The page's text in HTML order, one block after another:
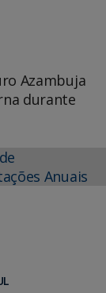
Azambuja
durante
Anuais